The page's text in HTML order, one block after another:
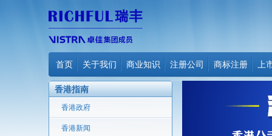
首页 关于我们 商业知识 注册公司 商标注册 上
香港指南
香港政府
香港新闻